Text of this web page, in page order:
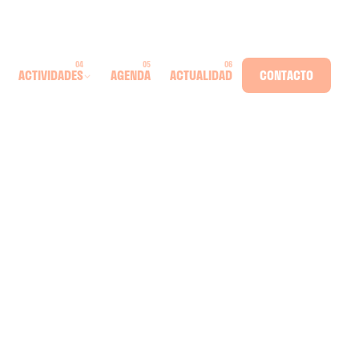
ACTIVIDADES AGENDA ACTUALIDAD CONTACTO